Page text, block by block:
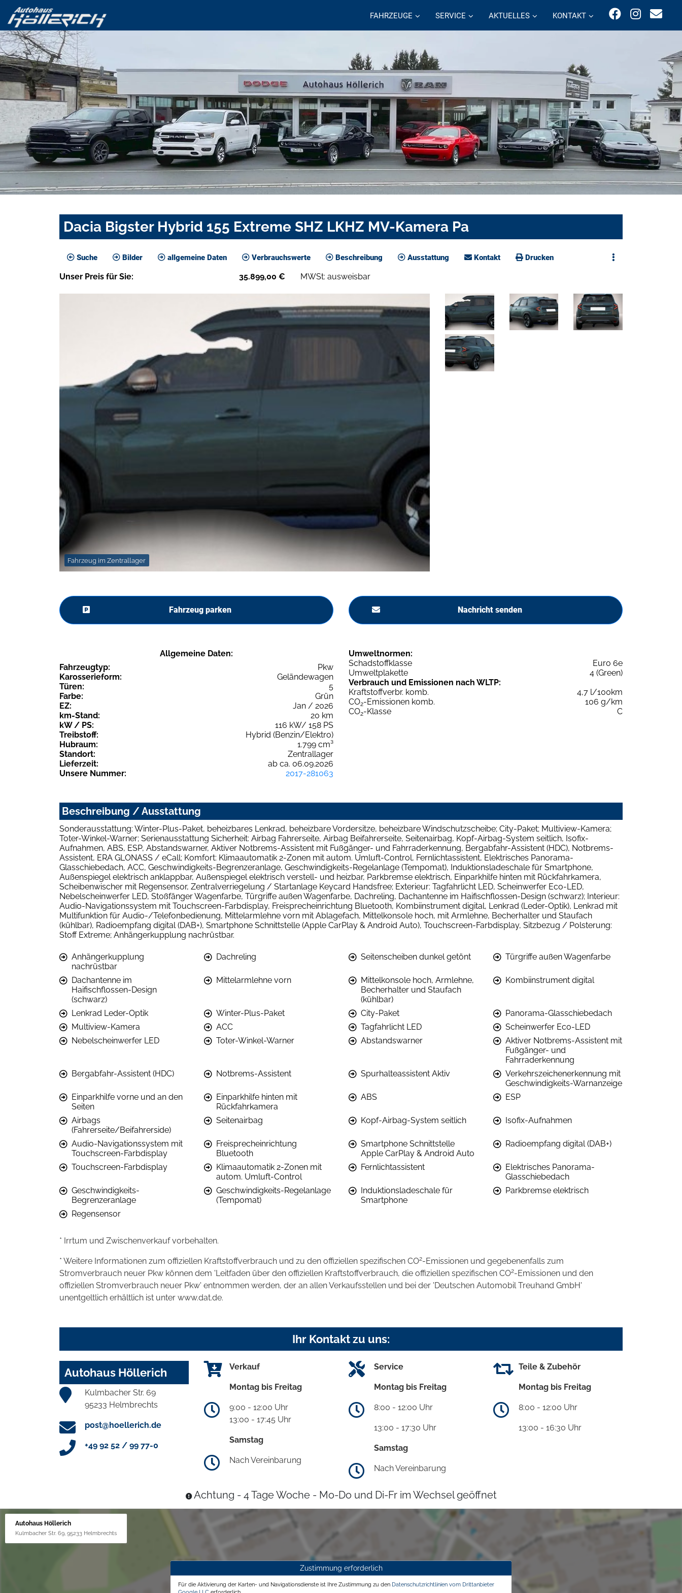
FAHRZEUGE SERVICE AKTUELLES KONTAKT
Dacia Bigster Hybrid 155 Extreme SHZ LKHZ MV-Kamera Pa
Suche Bilder allgemeine Daten Verbrauchswerte Beschreibung Ausstattung Kontakt Drucken
Unser Preis für Sie: 35.899,00 € MWSt: ausweisbar
Fahrzeug im Zentrallager
Fahrzeug parken Nachricht senden
Allgemeine Daten:
Fahrzeugtyp:
Pkw
Karosserieform:
Geländewagen
Türen:
5
Farbe:
Grün
EZ:
Jan / 2026
km-Stand:
20 km
kW / PS:
116 kW/ 158 PS
Treibstoff:
Hybrid (Benzin/Elektro)
Hubraum:
1.799 cm³
Standort:
Zentrallager
Lieferzeit:
ab ca. 06.09.2026
Unsere Nummer:
2017-281063
Umweltnormen:
Schadstoffklasse
Euro 6e
Umweltplakette
4 (Green)
Verbrauch und Emissionen nach WLTP:
Kraftstoffverbr. komb.
4,7 l/100km
CO2-Emissionen komb.
106 g/km
CO2-Klasse C
Beschreibung / Ausstattung
Sonderausstattung: Winter-Plus-Paket, beheizbares Lenkrad, beheizbare Vordersitze, beheizbare Windschutzscheibe; City-Paket; Multiview-Kamera;
Toter-Winkel-Warner; Serienausstattung Sicherheit: Airbag Fahrerseite, Airbag Beifahrerseite, Seitenairbag, Kopf-Airbag-System seitlich, Isofix-
Aufnahmen, ABS, ESP, Abstandswarner, Aktiver Notbrems-Assistent mit Fußgänger- und Fahrraderkennung, Bergabfahr-Assistent (HDC), Notbrems-
Assistent, ERA GLONASS / eCall; Komfort: Klimaautomatik 2-Zonen mit autom. Umluft-Control, Fernlichtassistent, Elektrisches Panorama-
Glasschiebedach, ACC, Geschwindigkeits-Begrenzeranlage, Geschwindigkeits-Regelanlage (Tempomat), Induktionsladeschale für Smartphone,
Außenspiegel elektrisch anklappbar, Außenspiegel elektrisch verstell- und heizbar, Parkbremse elektrisch, Einparkhilfe hinten mit Rückfahrkamera,
Scheibenwischer mit Regensensor, Zentralverriegelung / Startanlage Keycard Handsfree; Exterieur: Tagfahrlicht LED, Scheinwerfer Eco-LED,
Nebelscheinwerfer LED, Stoßfänger Wagenfarbe, Türgriffe außen Wagenfarbe, Dachreling, Dachantenne im Haifischflossen-Design (schwarz); Interieur:
Audio-Navigationssystem mit Touchscreen-Farbdisplay, Freisprecheinrichtung Bluetooth, Kombiinstrument digital, Lenkrad (Leder-Optik), Lenkrad mit
Multifunktion für Audio-/Telefonbedienung, Mittelarmlehne vorn mit Ablagefach, Mittelkonsole hoch, mit Armlehne, Becherhalter und Staufach
(kühlbar), Radioempfang digital (DAB+), Smartphone Schnittstelle (Apple CarPlay & Android Auto), Touchscreen-Farbdisplay, Sitzbezug / Polsterung:
Stoff Extreme; Anhängerkupplung nachrüstbar.
Anhängerkupplung
nachrüstbar
Dachreling Seitenscheiben dunkel getönt Türgriffe außen Wagenfarbe
Dachantenne im
Haifischflossen-Design
(schwarz)
Mittelarmlehne vorn
Mittelkonsole hoch, Armlehne,
Becherhalter und Staufach
(kühlbar)
Kombiinstrument digital
Lenkrad Leder-Optik Winter-Plus-Paket City-Paket
Panorama-Glasschiebedach
Multiview-Kamera
ACC Tagfahrlicht LED
Scheinwerfer Eco-LED
Nebelscheinwerfer LED
Toter-Winkel-Warner Abstandswarner
Aktiver Notbrems-Assistent mit
Fußgänger- und
Fahrraderkennung
Bergabfahr-Assistent (HDC)
Notbrems-Assistent Spurhalteassistent Aktiv
Verkehrszeichenerkennung mit
Geschwindigkeits-Warnanzeige
Einparkhilfe vorne und an den
Seiten
Einparkhilfe hinten mit
Rückfahrkamera
ABS ESP
Airbags
(Fahrerseite/Beifahrerside)
Seitenairbag Kopf-Airbag-System seitlich Isofix-Aufnahmen
Audio-Navigationssystem mit
Touchscreen-Farbdisplay
Freisprecheinrichtung
Bluetooth
Smartphone Schnittstelle
Apple CarPlay & Android Auto
Radioempfang digital (DAB+)
Touchscreen-Farbdisplay
Klimaautomatik 2-Zonen mit
autom. Umluft-Control
Fernlichtassistent
Elektrisches Panorama-
Glasschiebedach
Geschwindigkeits-
Begrenzeranlage
Geschwindigkeits-Regelanlage
(Tempomat)
Induktionsladeschale für
Smartphone
Parkbremse elektrisch
Regensensor
* Irrtum und Zwischenverkauf vorbehalten.
* Weitere Informationen zum offiziellen Kraftstoffverbrauch und zu den offiziellen spezifischen CO2-Emissionen und gegebenenfalls zum
Stromverbrauch neuer Pkw können dem 'Leitfaden über den offiziellen Kraftstoffverbrauch, die offiziellen spezifischen CO2-Emissionen und den
offiziellen Stromverbrauch neuer Pkw' entnommen werden, der an allen Verkaufsstellen und bei der 'Deutschen Automobil Treuhand GmbH'
unentgeltlich erhältlich ist unter www.dat.de.
Ihr Kontakt zu uns:
Autohaus Höllerich
Kulmbacher Str. 69
95233 Helmbrechts
post@hoellerich.de
+49 92 52 / 99 77-0
Verkauf
Montag bis Freitag
9:00 - 12:00 Uhr
13:00 - 17:45 Uhr
Samstag
Nach Vereinbarung
Service
Montag bis Freitag
8:00 - 12:00 Uhr
13:00 - 17:30 Uhr
Samstag
Nach Vereinbarung
Teile & Zubehör
Montag bis Freitag
8:00 - 12:00 Uhr
13:00 - 16:30 Uhr
Achtung - 4 Tage Woche - Mo-Do und Di-Fr im Wechsel geöffnet
Autohaus Höllerich
Kulmbacher Str. 69, 95233 Helmbrechts
Zustimmung erforderlich
Für die Aktivierung der Karten- und Navigationsdienste ist Ihre Zustimmung zu den Datenschutzrichtlinien vom Drittanbieter